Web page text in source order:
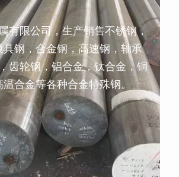
有限公司，生产销售不锈钢，
具钢，合金钢，高速钢，轴承
齿轮钢，铝合金，钛合金，铜
温合金等各种合金特殊钢。